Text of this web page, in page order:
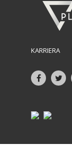
KARRIERA